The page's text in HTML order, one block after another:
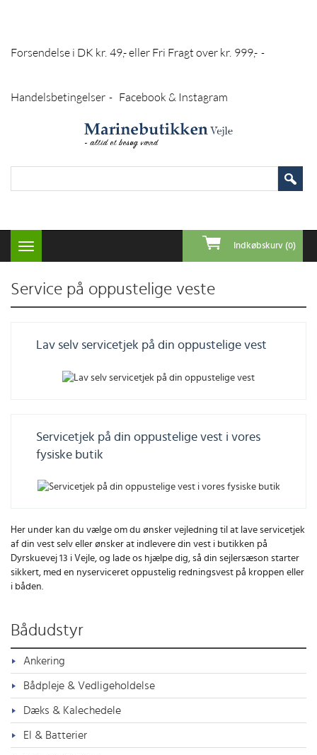
Forsendelse i DK kr. 49,- eller Fri Fragt over kr. 999,- -
Handelsbetingelser - Facebook & Instagram
Toggle
navigation
Indkøbskurv (0)
Service på oppustelige veste
Lav selv servicetjek på din oppustelige vest
Servicetjek på din oppustelige vest i vores
fysiske butik
Her under kan du vælge om du ønsker vejledning til at lave servicetjek
af din vest selv eller ønsker at indlevere din vest i butikken på
Dyrskuevej 13 i Vejle, og lade os hjælpe dig, så din sejlersæson starter
sikkert, med en nyserviceret oppustelig redningsvest på kroppen eller
i båden.
Bådudstyr
Ankering
Bådpleje & Vedligeholdelse
Dæks & Kalechedele
El & Batterier